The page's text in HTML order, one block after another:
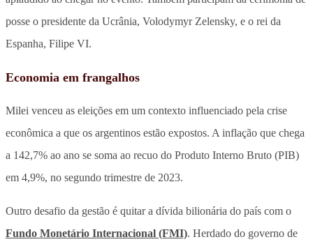
posse o presidente da Ucrânia, Volodymyr Zelensky, e o rei da
Espanha, Filipe VI.
Economia em frangalhos
Milei venceu as eleições em um contexto influenciado pela crise
econômica a que os argentinos estão expostos. A inflação que chega
a 142,7% ao ano se soma ao recuo do Produto Interno Bruto (PIB)
em 4,9%, no segundo trimestre de 2023.
Outro desafio da gestão é quitar a dívida bilionária do país com o
Fundo Monetário Internacional (FMI). Herdado do governo de